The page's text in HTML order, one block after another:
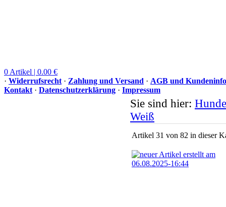
0 Artikel | 0.00 €
· Widerrufsrecht · Zahlung und Versand · AGB und
Kontakt · Datenschutzerklärung · Impressum
Sie sind hier:
Weiß
Artikel 31 von 82 in dieser